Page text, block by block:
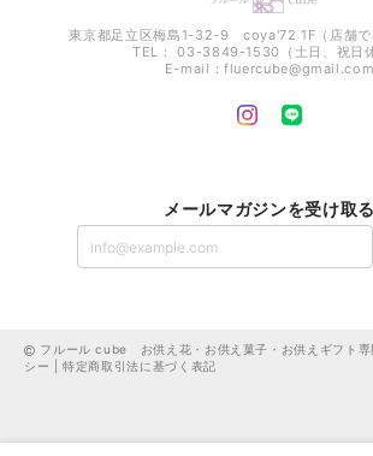
東京都足立区梅島1-32-9 coya'72 1F（店舗で
TEL： 03-3849-1530（土日、祝日休
E-mail：fluercube@gmail.com
メールマガジンを受け取る
フルール cube お供え花・お供え菓子・お供えギフト専
シー
|特定商取引法に基づく表記